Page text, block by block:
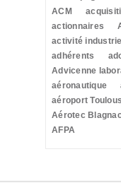
ACM
actionnaires
activité
adhérents
Advicenne
aéronautique
aéroport
Aérotec Blagnac
AFPA